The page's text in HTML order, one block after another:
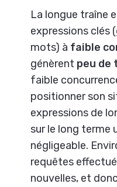
La longue traîne
expressions clés
mots) à faible
génèrent peu de
faible
positionner son
expressions de
sur le long terme
négligeable.
requêtes
nouvelles, et